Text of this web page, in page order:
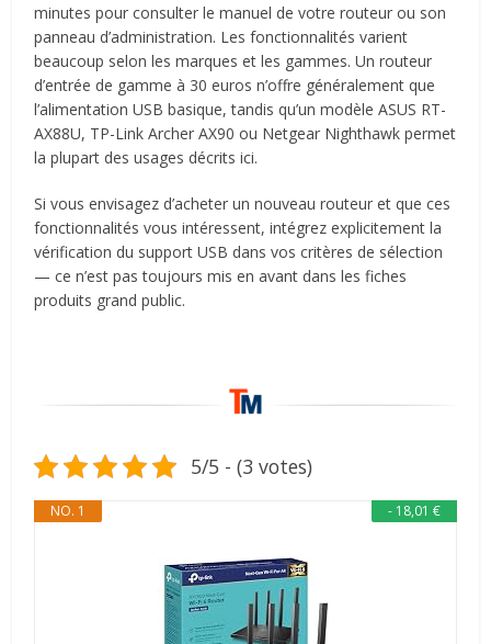
minutes pour consulter le manuel de votre routeur ou son
panneau d’administration. Les fonctionnalités varient
beaucoup selon les marques et les gammes. Un routeur
d’entrée de gamme à 30 euros n’offre généralement que
l’alimentation USB basique, tandis qu’un modèle ASUS RT-
AX88U, TP-Link Archer AX90 ou Netgear Nighthawk permet
la plupart des usages décrits ici.
Si vous envisagez d’acheter un nouveau routeur et que ces
fonctionnalités vous intéressent, intégrez explicitement la
vérification du support USB dans vos critères de sélection
— ce n’est pas toujours mis en avant dans les fiches
produits grand public.
5/5 - (3 votes)
- 18,01 €
NO. 1